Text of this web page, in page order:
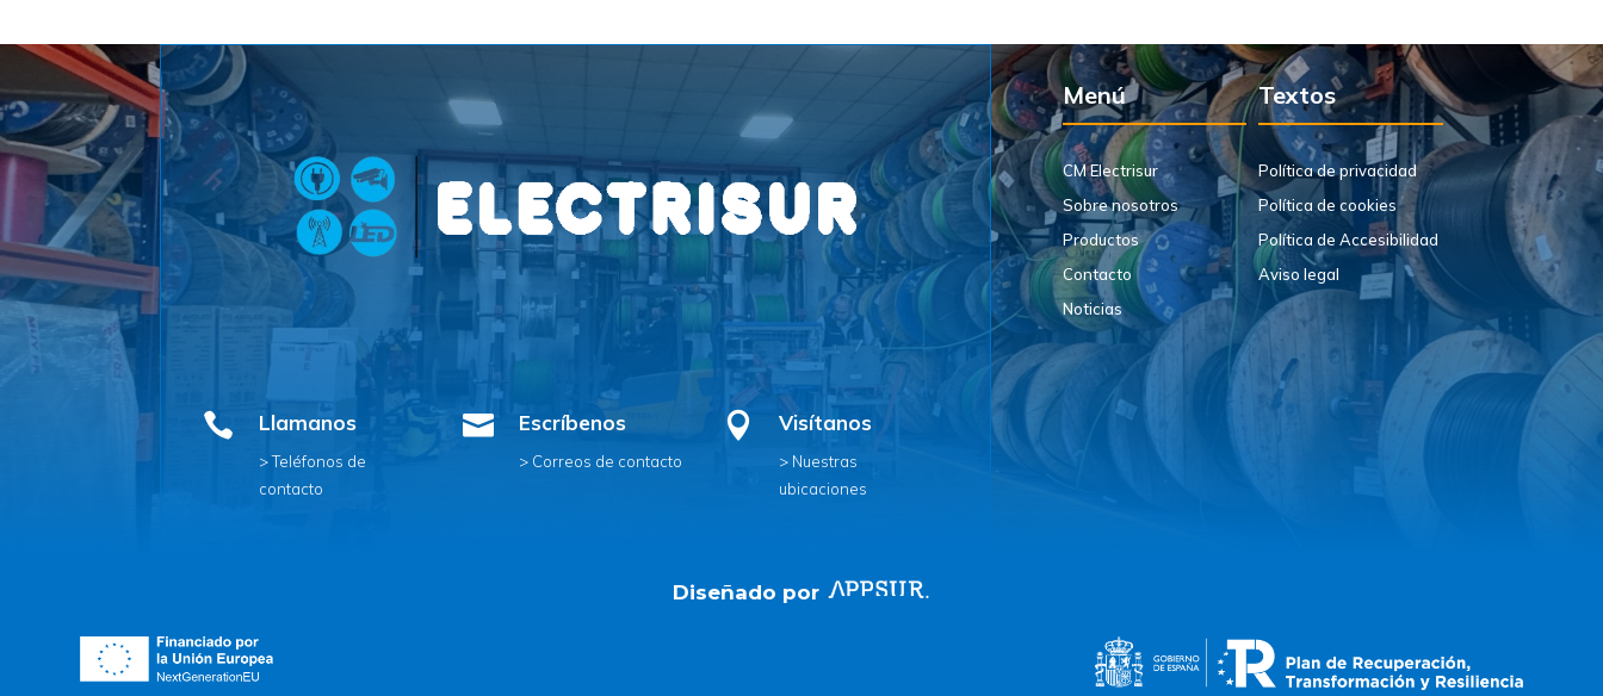
 Llamanos
> Teléfonos de
contacto
 Escríbenos
> Correos de contacto
 Visítanos
> Nuestras
ubicaciones
Menú Textos
CM Electrisur
Sobre nosotros
Productos
Contacto
Noticias
Política de privacidad
Política de cookies
Política de Accesibilidad
Aviso legal
Diseñado por